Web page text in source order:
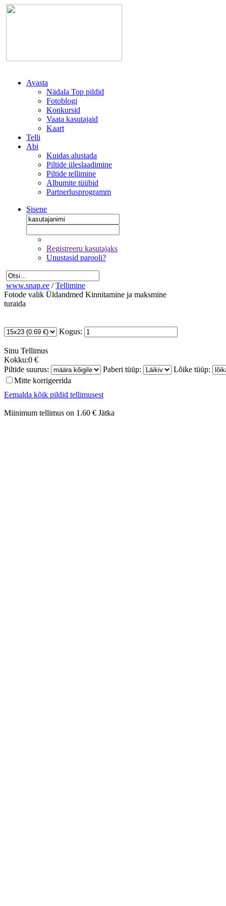
Avasta
Nädala Top pildid
Fotoblogi
Konkursid
Vaata kasutajaid
Kaart
Telli
Abi
Kuidas alustada
Piltide üleslaadimine
Piltide tellimine
Albumite tüübid
Partnerlusprogramm
Sisene
Registreeru kasutajaks
Unustasid parooli?
www.snap.ee / Tellimine
Fotode valik Üldandmed Kinnitamine ja maksmine
turaida
Kogus:
Sinu Tellimus
Kokku:0 €
Piltide suurus:
Paberi tüüp:
Lõike tüüp:
Mitte korrigeerida
Eemalda kõik pildid tellimusest
Miinimum tellimus on 1.60 € Jätka